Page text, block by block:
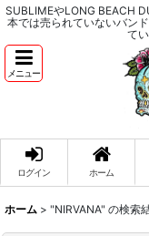
SUBLIMEやLONG BEACH
本では売られていないバン
て
メニュー
ログイン ホーム
ホーム > "NIRVANA" の検索